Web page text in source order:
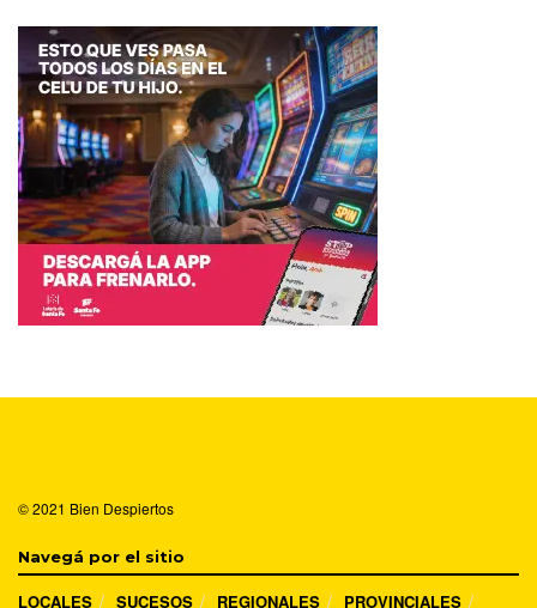
© 2021 Bien Despiertos
Navegá por el sitio
LOCALES SUCESOS REGIONALES PROVINCIALES